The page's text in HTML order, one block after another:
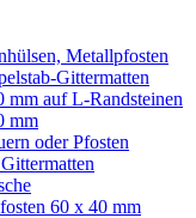
Metallpfosten
Gittermatten
mm auf L-Randsteinen
mm
oder Pfosten
60 x 40 mm